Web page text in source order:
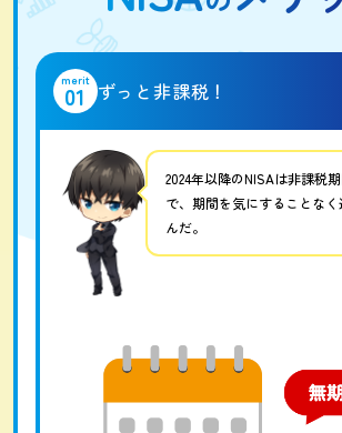
merit
01 ずっと非課税！
2024年以降のNISAは非課税
で、期間を気にすることな
んだ。